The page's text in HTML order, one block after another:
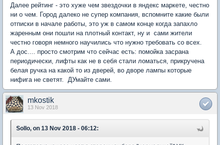
Далее рейтинг - это хуже чем звездочки в яндекс маркете, честно
ни о чем. Город далеко не супер компания, вспомните какие были
отписки в начале работы, это уж в самом конце когда запахло
жаренным они пошли на плотный контакт, ну и сами жители
честно говоря немного научились что нужно требовать со всех.
А дос.... просто смотрим что сейчас есть: помойка засрана
периодически, лифты как не в себя стали ломаться, прикручена
белая ручка на какой то из дверей, во дворе лампы которые
нифига не светят. ДУмайте сами.
mkostik
13 Nov 2018
Sollo, on 13 Nov 2018 - 06:12: